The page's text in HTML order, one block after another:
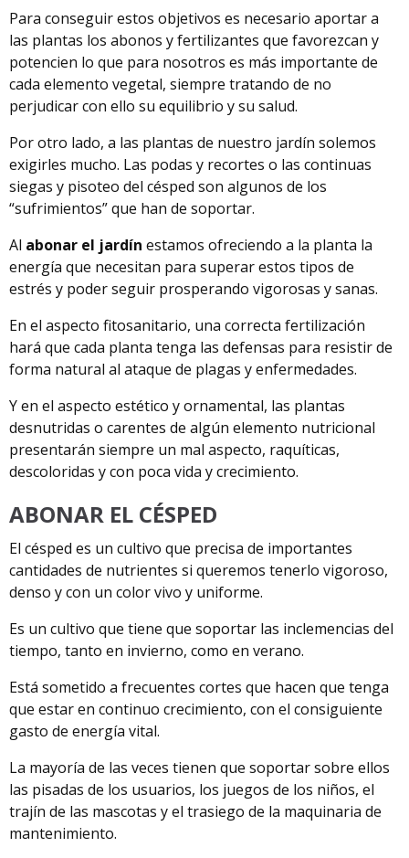
Para conseguir estos objetivos es necesario aportar a
las plantas los abonos y fertilizantes que favorezcan y
potencien lo que para nosotros es más importante de
cada elemento vegetal, siempre tratando de no
perjudicar con ello su equilibrio y su salud.
Por otro lado, a las plantas de nuestro jardín solemos
exigirles mucho. Las podas y recortes o las continuas
siegas y pisoteo del césped son algunos de los
“sufrimientos” que han de soportar.
Al abonar el jardín estamos ofreciendo a la planta la
energía que necesitan para superar estos tipos de
estrés y poder seguir prosperando vigorosas y sanas.
En el aspecto fitosanitario, una correcta fertilización
hará que cada planta tenga las defensas para resistir de
forma natural al ataque de plagas y enfermedades.
Y en el aspecto estético y ornamental, las plantas
desnutridas o carentes de algún elemento nutricional
presentarán siempre un mal aspecto, raquíticas,
descoloridas y con poca vida y crecimiento.
ABONAR EL CÉSPED
El césped es un cultivo que precisa de importantes
cantidades de nutrientes si queremos tenerlo vigoroso,
denso y con un color vivo y uniforme.
Es un cultivo que tiene que soportar las inclemencias del
tiempo, tanto en invierno, como en verano.
Está sometido a frecuentes cortes que hacen que tenga
que estar en continuo crecimiento, con el consiguiente
gasto de energía vital.
La mayoría de las veces tienen que soportar sobre ellos
las pisadas de los usuarios, los juegos de los niños, el
trajín de las mascotas y el trasiego de la maquinaria de
mantenimiento.